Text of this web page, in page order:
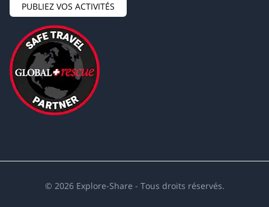
PUBLIEZ VOS ACTIVITÉS
© 2026 Explore-Share - Tous droits réservés.